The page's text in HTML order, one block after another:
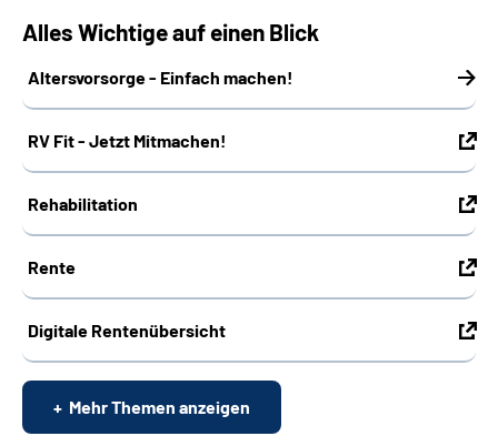
Alles Wichtige auf einen Blick
Altersvorsorge - Einfach machen!
RV Fit - Jetzt Mitmachen!
Rehabilitation
Rente
Digitale Rentenübersicht
Mehr Themen anzeigen